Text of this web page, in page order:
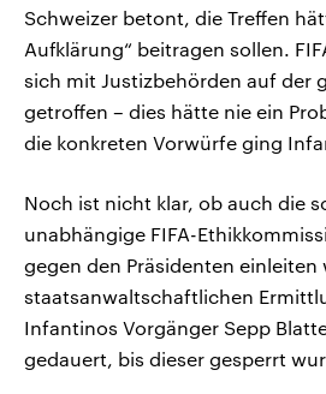
Schweizer betont, die Treffen
Aufklärung“ beitragen sollen.
sich mit Justizbehörden auf der
getroffen – dies hätte nie ein
die konkreten Vorwürfe ging
Noch ist nicht klar, ob auch die
unabhängige FIFA-
gegen den Präsidenten einleiten
staatsanwaltschaftlichen
Infantinos Vorgänger Sepp
gedauert, bis dieser gesperrt